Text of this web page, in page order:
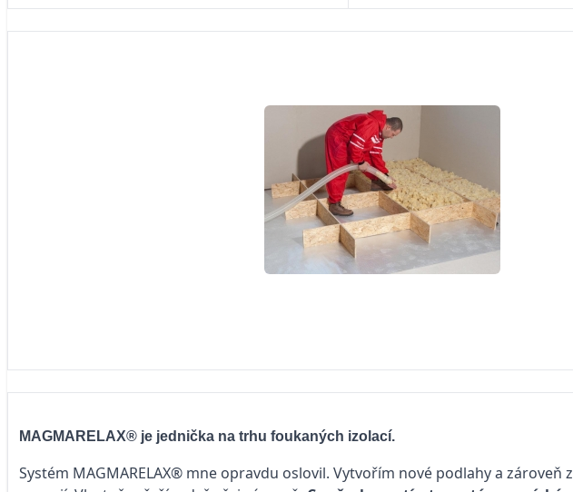
MAGMARELAX® je jednička na trhu foukaných izolací.
Systém MAGMARELAX® mne opravdu oslovil. Vytvořím nové podlahy a